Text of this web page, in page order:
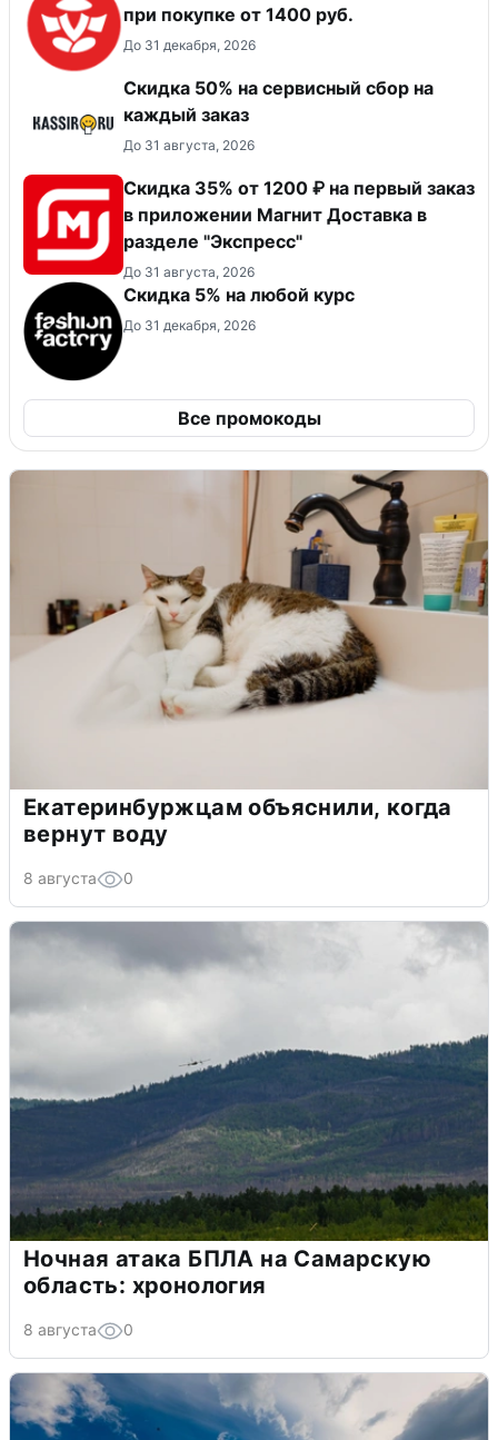
при покупке от 1400 руб.
До 31 декабря, 2026
Скидка 50% на сервисный сбор на
каждый заказ
До 31 августа, 2026
Скидка 35% от 1200 ₽ на первый заказ
в приложении Магнит Доставка в
разделе "Экспресс"
До 31 августа, 2026
Скидка 5% на любой курс
До 31 декабря, 2026
Все промокоды
Екатеринбуржцам объяснили, когда
вернут воду
8 августа 0
Ночная атака БПЛА на Самарскую
область: хронология
8 августа 0